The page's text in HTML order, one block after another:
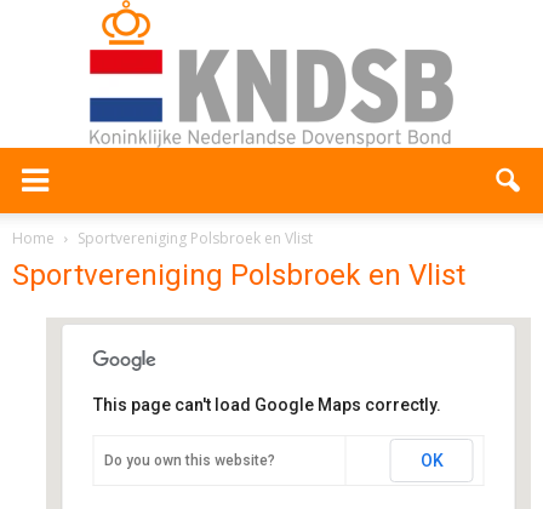
Home Sportvereniging Polsbroek en Vlist
Sportvereniging Polsbroek en Vlist
Sportvereniging Polsbroek en
This page can't load Google Maps correctly.
Do you own this website? OK